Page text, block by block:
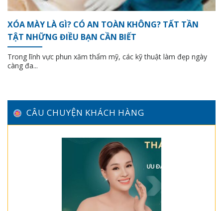
XÓA MÀY LÀ GÌ? CÓ AN TOÀN KHÔNG? TẤT TẦN
TẬT NHỮNG ĐIỀU BẠN CẦN BIẾT
Trong lĩnh vực phun xăm thẩm mỹ, các kỹ thuật làm đẹp ngày
càng đa...
CÂU CHUYỆN KHÁCH HÀNG